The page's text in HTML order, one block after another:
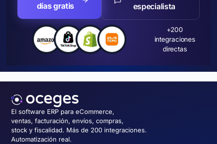
días gratis
especialista
+200
integraciones
directas
El software ERP para eCommerce,
ventas, facturación, envíos, compras,
stock y fiscalidad. Más de 200 integraciones.
Automatización real.